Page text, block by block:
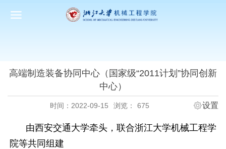
高端制造装备协同中心（国家级“2011计划”协同创新
中心）
时间：2022-09-15 浏览： 675 设置
由西安交通大学牵头，联合浙江大学机械工程学
院等共同组建